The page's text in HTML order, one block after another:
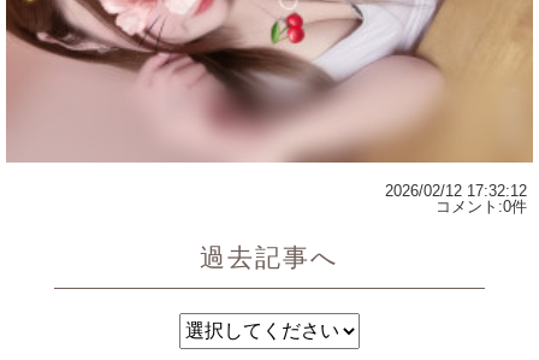
2026/02/12 17:32:12
コメント:0件
過去記事へ